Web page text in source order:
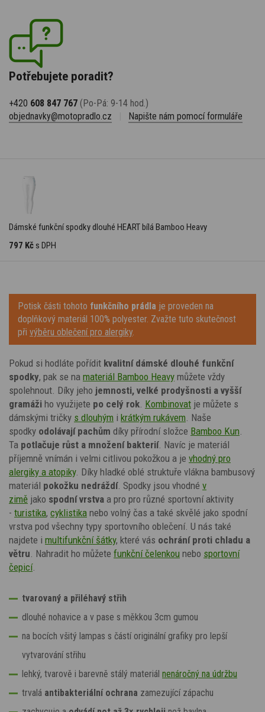
Potřebujete poradit?
+420 608 847 767 (Po-Pá: 9-14 hod.)
objednavky@motopradlo.cz
Napište nám pomocí formuláře
Dámské funkční spodky dlouhé HEART bílá Bamboo Heavy
797 Kč s DPH
Potisk části tohoto funkčního prádla je proveden na
doplňkový materiál 100% polyester. Zvažte tuto skutečnost
při výběru oblečení pro alergiky.
Pokud si hodláte pořídit kvalitní dámské dlouhé funkční
spodky, pak se na materiál Bamboo Heavy můžete vždy
spolehnout. Díky jeho jemnosti, velké prodyšnosti a vyšší
gramáži ho využijete po celý rok Kombinovat je můžete s
dámskými tričky s dlouhým i krátkým rukávem . Naše
spodky odolávají pachům díky přírodní složce Bamboo Kun
Ta potlačuje růst a množení bakterií. Navíc je materiál
příjemně vnímán i velmi citlivou pokožkou a je vhodný pro
alergiky a atopiky. Díky hladké oblé struktuře vlákna bambusový
materiál pokožku nedráždí. Spodky jsou vhodné v
zimě jako spodní vrstva a pro pro různé sportovní aktivity
- turistika, cyklistika nebo volný čas a také skvělé jako spodní
vrstva pod všechny typy sportovního oblečení. U nás také
najdete i multifunkční šátky, které vás ochrání proti chladu a
větru . Nahradit ho můžete funkční čelenkou nebo sportovní
čepicí.
tvarovaný a přiléhavý střih
dlouhé nohavice a v pase s měkkou 3cm gumou
na bocích všitý lampas s částí originální grafiky pro lepší
vytvarování střihu
lehký, tvarově i barevně stálý materiál nenáročný na údržbu
trvalá antibakteriální ochrana zamezující zápachu